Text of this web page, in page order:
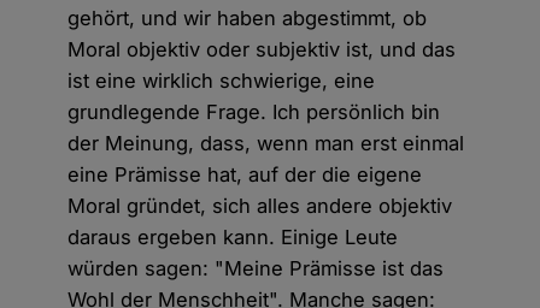
gehört, und wir haben abgestimmt, ob
Moral objektiv oder subjektiv ist, und das
ist eine wirklich schwierige, eine
grundlegende Frage. Ich persönlich bin
der Meinung, dass, wenn man erst einmal
eine Prämisse hat, auf der die eigene
Moral gründet, sich alles andere objektiv
daraus ergeben kann. Einige Leute
würden sagen: "Meine Prämisse ist das
Wohl der Menschheit". Manche sagen: